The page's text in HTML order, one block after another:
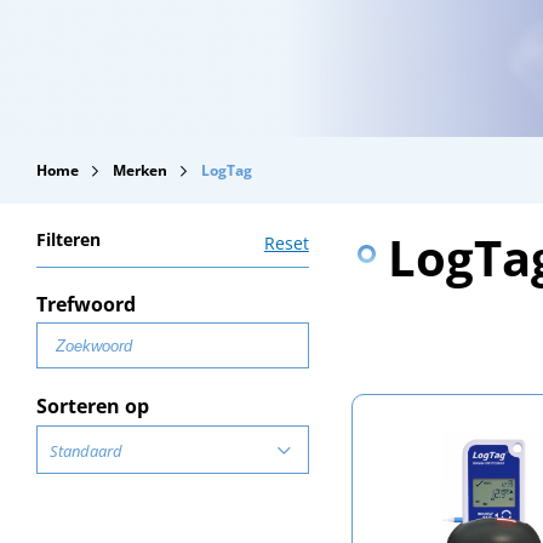
Home Merken LogTag
Filteren
Trefwoord
Reset
Sorteren op
Standaard